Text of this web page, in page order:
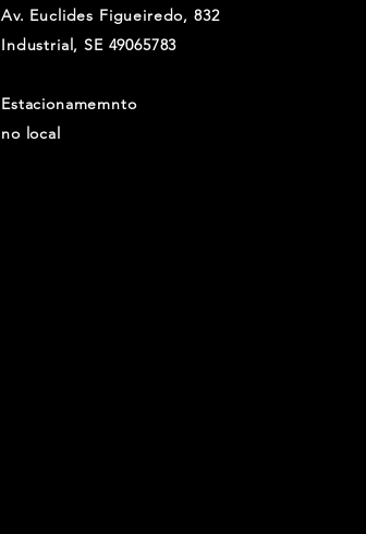
Av. Euclides Figueiredo, 832
Industrial, SE 49065783
Estacionamemnto
no local